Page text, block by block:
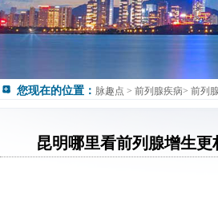
您现在的位置： 脉趣点 > 前列腺疾病> 前列
昆明哪里看前列腺增生